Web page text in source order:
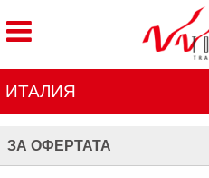
ИТАЛИЯ
ЗА ОФЕРТАТА